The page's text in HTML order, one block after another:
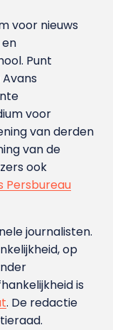
voor nieuws
Punt
voor
van derden
van de
ook
Persbureau
journalisten.
op
is
. De redactie